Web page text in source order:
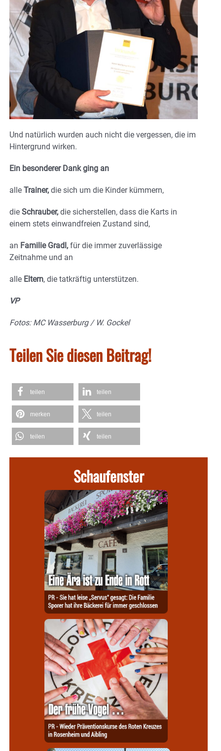
Und natürlich wurden auch nicht die vergessen, die im
Hintergrund wirken.
Ein besonderer Dank ging an
alle Trainer, die sich um die Kinder kümmern,
die Schrauber, die sicherstellen, dass die Karts in
einem stets einwandfreien Zustand sind,
an Familie Gradl, für die immer zuverlässige
Zeitnahme und an
alle Eltern, die tatkräftig unterstützen.
VP
Fotos: MC Wasserburg / W. Gockel
Teilen Sie diesen Beitrag!
teilen teilen
merken teilen
teilen teilen
Schaufenster